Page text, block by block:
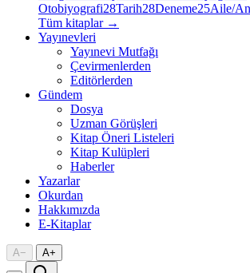
Otobiyografi28Tarih28Deneme25Aile/
Tüm kitaplar →
Yayınevleri
Yayınevi Mutfağı
Çevirmenlerden
Editörlerden
Gündem
Dosya
Uzman Görüşleri
Kitap Öneri Listeleri
Kitap Kulüpleri
Haberler
Yazarlar
Okurdan
Hakkımızda
E-Kitaplar
A− A+